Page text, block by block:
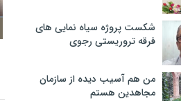
شکست پروژه سیاه نمایی های
فرقه تروریستی رجوی
من هم آسیب دیده از سازمان
مجاهدین هستم